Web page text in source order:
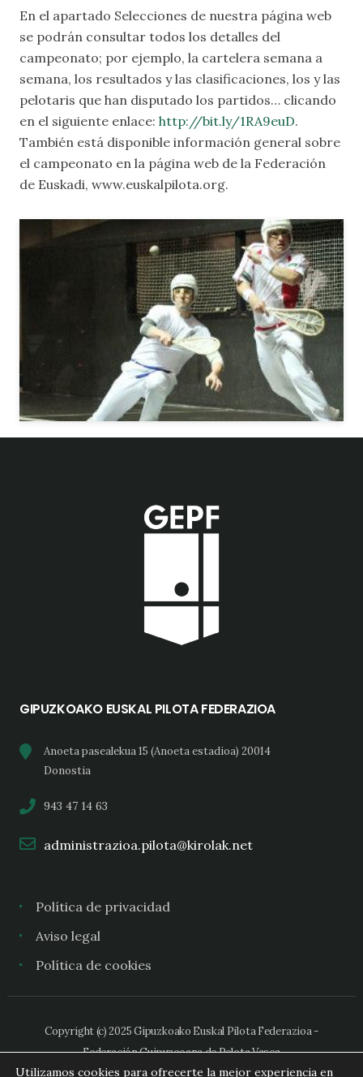
En el apartado Selecciones de nuestra página web
se podrán consultar todos los detalles del
campeonato; por ejemplo, la cartelera semana a
semana, los resultados y las clasificaciones, los y las
pelotaris que han disputado los partidos… clicando
en el siguiente enlace: http://bit.ly/1RA9euD.
También está disponible información general sobre
el campeonato en la página web de la Federación
de Euskadi, www.euskalpilota.org.
GIPUZKOAKO EUSKAL PILOTA FEDERAZIOA
Anoeta pasealekua 15 (Anoeta estadioa) 20014
Donostia
943 47 14 63
administrazioa.pilota@kirolak.net
Política de privacidad
Aviso legal
Política de cookies
Copyright (c) 2025 Gipuzkoako Euskal Pilota Federazioa -
Federación Guipuzcoana de Pelota Vasca
Utilizamos cookies para ofrecerte la mejor experiencia en